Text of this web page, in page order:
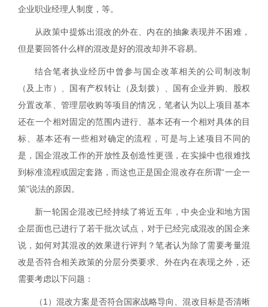
企业职业经理人制度，等。
从政策中提炼出混改的外在、内在的抽象表现并不困难，
但是要回答什么样的混改是好的混改却并不容易。
结合笔者执业经历中曾参与国企改革相关的公司制改制
（及上市）、国有产权转让（及划拨）、国有企业并购、股权
分置改革、管理层收购等项目的情况，笔者认为以上项目基本
还在一个相对固定的范围内进行、基本还有一个相对具体的目
标、基本还有一些相对确定的流程，可是与上述项目不同的
是，国企混改工作的开放性及创造性更强，在实操中也很难找
到标准流程或固定套路，而这也正是国企混改存在所谓“一企一
策”说法的原因。
新一轮国企混改已经持续了将近五年，中央企业和地方国
企层面也已进行了若干批次试点，对于已经完成混改的国企来
说，如何对其混改的效果进行评判？笔者认为除了需要考量混
改是否符合相关政策的分层分类要求、外在内在表现之外，还
需要考虑以下问题：
（1 ）混改方案是否符合国家战略导向、混改目标是否清晰